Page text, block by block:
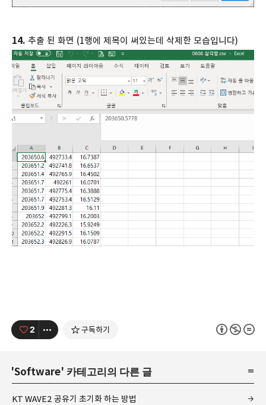
14. 추출 된 화면 (1행에 제목이 써있는데 삭제한 모습입니다)
2 구독하기
'Software' 카테고리의 다른 글
KT WAVE2 공유기 초기화 하는 방법